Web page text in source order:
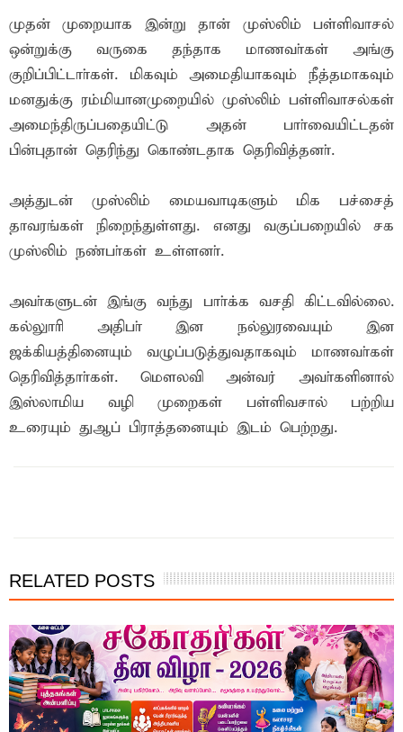
முதன் முறையாக இன்று தான் முஸ்லிம் பள்ளிவாசல்
ஒன்றுக்கு வருகை தந்தாக மாணவா்கள் அங்கு
குறிப்பிட்டாா்கள். மிகவும் அமைதியாகவும் நீத்தமாகவும்
மனதுக்கு ரம்மியானமுறையில் முஸ்லிம் பள்ளிவாசல்கள்
அமைந்திருப்பதையிட்டு அதன் பாா்வையிட்டதன்
பின்புதான் தெரிந்து கொண்டதாக தெரிவித்தனா்.
அத்துடன் முஸ்லிம் மையவாடிகளும் மிக பச்சைத்
தாவரங்கள் நிறைந்துள்ளது. எனது வகுப்பறையில் சக
முஸ்லிம் நண்பா்கள் உள்ளனா்.
அவா்களுடன் இங்கு வந்து பாா்க்க வசதி கிட்டவில்லை.
கல்லுாாி அதிபா் இன நல்லுரவையும் இன
ஜக்கியத்தினையும் வழுப்படுத்துவதாகவும் மாணவா்கள்
தெரிவித்தாா்கள். மௌலவி அன்வர் அவா்களினால்
இஸ்லாமிய வழி முறைகள் பள்ளிவசால் பற்றிய
உரையும் துஆப் பிராத்தனையும் இடம் பெற்றது.
RELATED POSTS